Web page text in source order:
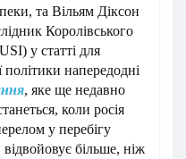
та Вільям Діксон
Королівського
у статті для
політики напередодні
, яке ще недавно
коли росія
у перебігу
більше, ніж